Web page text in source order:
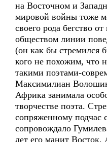
на Восточном и
мировой войны тоже
своего рода бегство
обществом линии
(он как бы стремился
кого не похожим, что
такими поэтами-
Максимилиан
Африка занимала
творчестве поэта.
сопряженному подчас
сопровождало
лет его манит